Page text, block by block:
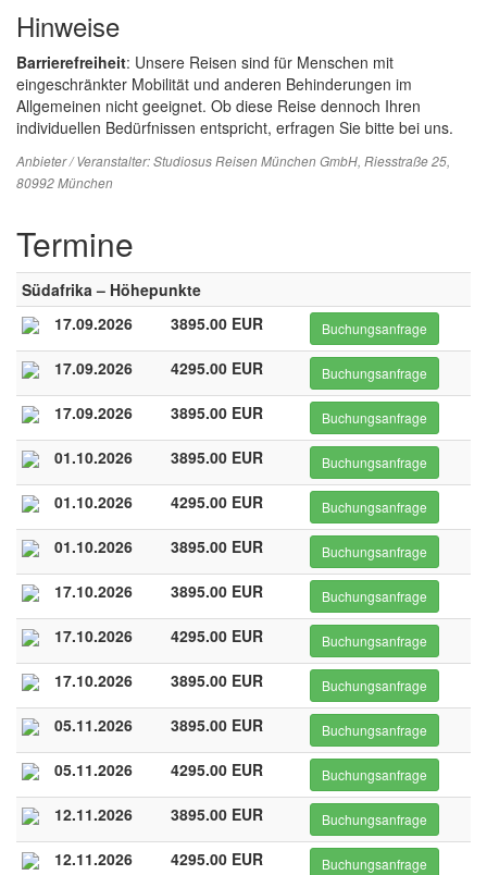
Hinweise
Barrierefreiheit: Unsere Reisen sind für Menschen mit
eingeschränkter Mobilität und anderen Behinderungen im
Allgemeinen nicht geeignet. Ob diese Reise dennoch Ihren
individuellen Bedürfnissen entspricht, erfragen Sie bitte bei uns.
Anbieter / Veranstalter:Studiosus Reisen München GmbH, Riesstraße 25,
80992 München
Termine
Südafrika – Höhepunkte
17.09.2026
3895.00 EUR Buchungsanfrage
17.09.2026 4295.00 EUR Buchungsanfrage
17.09.2026 3895.00 EUR Buchungsanfrage
01.10.2026 3895.00 EUR Buchungsanfrage
01.10.2026 4295.00 EUR Buchungsanfrage
01.10.2026 3895.00 EUR Buchungsanfrage
17.10.2026 3895.00 EUR Buchungsanfrage
17.10.2026 4295.00 EUR Buchungsanfrage
17.10.2026 3895.00 EUR Buchungsanfrage
05.11.2026 3895.00 EUR Buchungsanfrage
05.11.2026 4295.00 EUR Buchungsanfrage
12.11.2026 3895.00 EUR Buchungsanfrage
12.11.2026 4295.00 EUR Buchungsanfrage